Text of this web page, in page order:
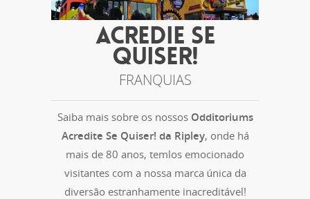
ACREDIE SE
QUISER!
FRANQUIAS
Saiba mais sobre os nossos Odditoriums
Acredite Se Quiser! da Ripley, onde há
mais de 80 anos, temlos emocionado
visitantes com a nossa marca única da
diversão estranhamente inacreditável!